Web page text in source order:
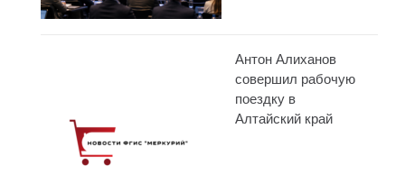
Антон Алиханов
совершил рабочую
поездку в
Алтайский край